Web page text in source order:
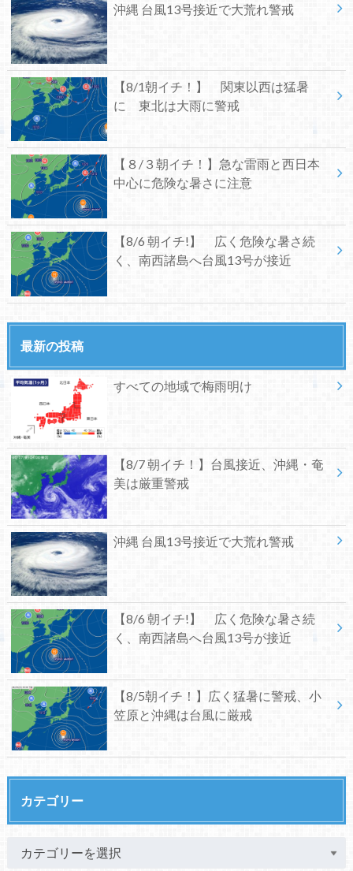
沖縄 台風13号接近で大荒れ警戒
【8/1朝イチ！】 関東以西は猛暑
に 東北は大雨に警戒
【８/３朝イチ！】急な雷雨と西日本
中心に危険な暑さに注意
【8/6 朝イチ!】 広く危険な暑さ続
く、南西諸島へ台風13号が接近
最新の投稿
すべての地域で梅雨明け
【8/7 朝イチ！】台風接近、沖縄・奄
美は厳重警戒
沖縄 台風13号接近で大荒れ警戒
【8/6 朝イチ!】 広く危険な暑さ続
く、南西諸島へ台風13号が接近
【8/5朝イチ！】広く猛暑に警戒、小
笠原と沖縄は台風に厳戒
カテゴリー